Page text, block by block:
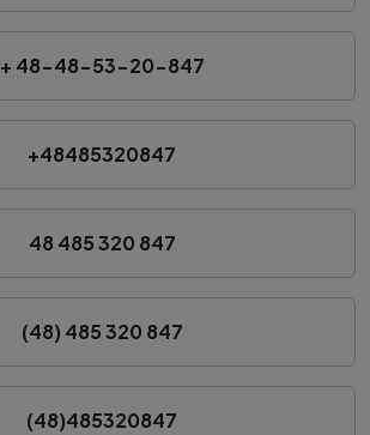
+ 48-48-53-20-847
+48485320847
48 485 320 847
(48) 485 320 847
(48)485320847